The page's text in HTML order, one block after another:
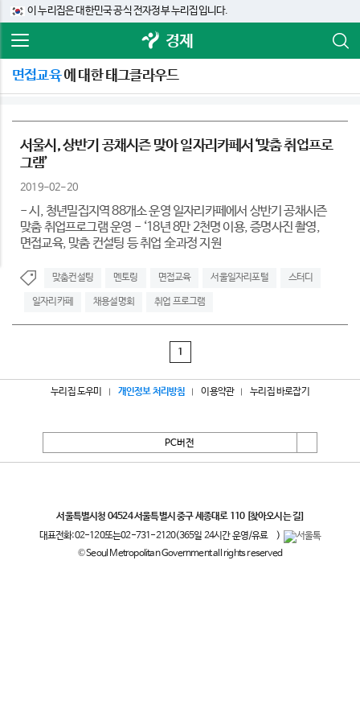
이 누리집은 대한민국 공식 전자정부 누리집입니다.
경제
면접교육에 대한 태그클라우드
서울시, 상반기 공채시즌 맞아 일자리카페서‘맞춤 취업프로
그램’
2019-02-20
- 시, 청년밀집지역 88개소 운영 일자리카페에서 상반기 공채시즌
맞춤 취업프로그램 운영 - ‘18년 8만 2천명 이용, 증명사진 촬영,
면접교육, 맞춤 컨설팅 등 취업 全과정 지원
맞춤컨설팅 멘토링 면접교육 서울일자리포털 스터디
일자리카페 채용설명회 취업 프로그램
1
누리집 도우미 개인정보 처리방침 이용약관 누리집 바로잡기
PC버전
서울특별시청 04524 서울특별시 중구 세종대로 110 [찾아오시는 길]
대표전화:02-120또는02-731-2120(365일 24시간 운영/유료
)
© Seoul Metropolitan Government all rights reserved